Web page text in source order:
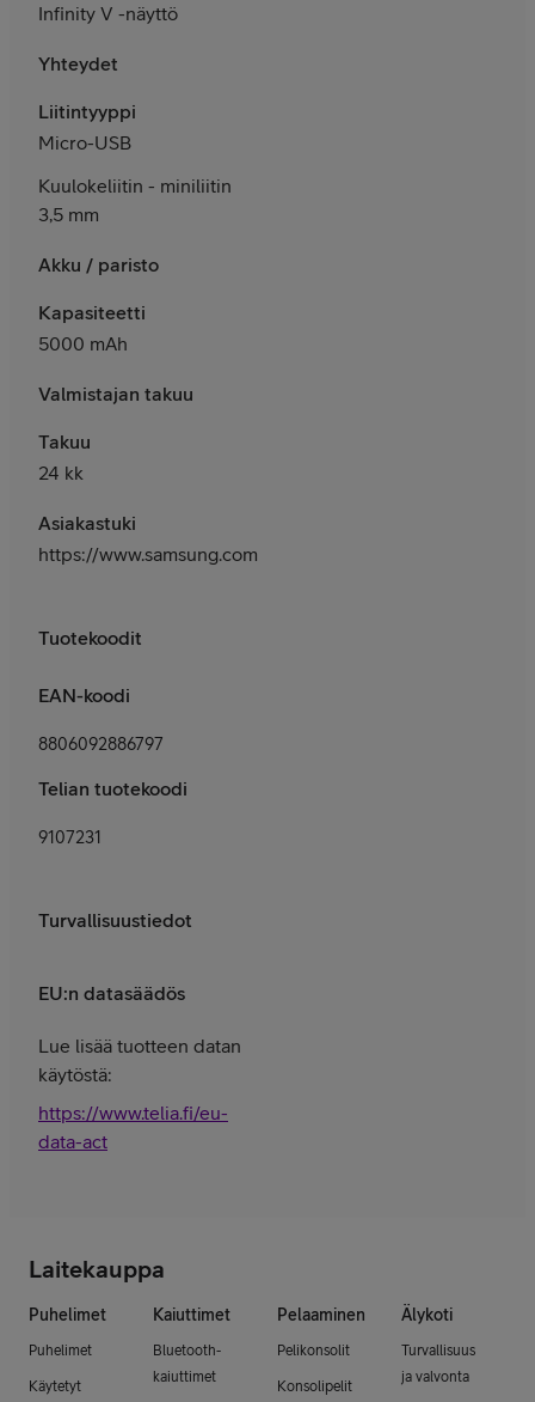
Infinity V -näyttö
Yhteydet
Liitintyyppi
Micro-USB
Kuulokeliitin - miniliitin
3,5 mm
Akku / paristo
Kapasiteetti
5000 mAh
Valmistajan takuu
Takuu
24 kk
Asiakastuki
https://www.samsung.com/fi/support/
Tuotekoodit
EAN-koodi
8806092886797
Telian tuotekoodi
9107231
Turvallisuustiedot
EU:n datasäädös
Lue lisää tuotteen datan
käytöstä:
https://www.telia.fi/eu-
data-act
Laitekauppa
Puhelimet
Puhelimet
Käytetyt
Kaiuttimet
Bluetooth-
kaiuttimet
Pelaaminen
Pelikonsolit
Konsolipelit
Älykoti
Turvallisuus
ja valvonta